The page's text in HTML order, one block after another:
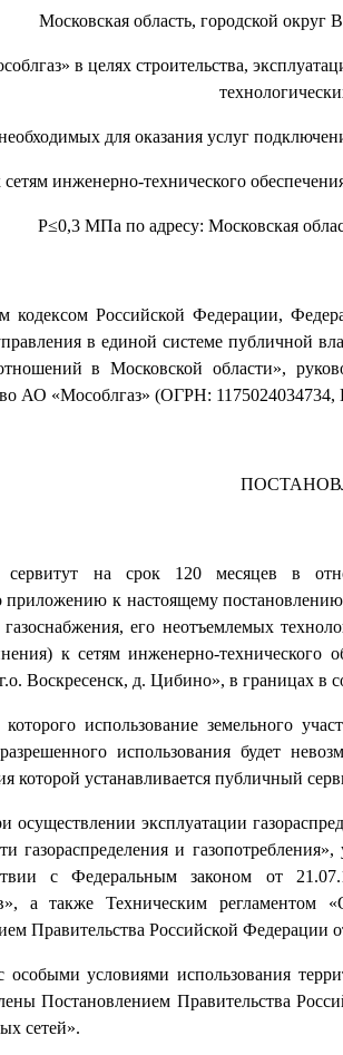
Московская область, городской округ
в целях строительства,
для оказания услуг
сетям инженерно-технического
Р≤0,3 МПа по адресу: Московская
кодексом Российской Федерации,
в единой системе публичной
в Московской области»,
АО «Мособлгаз» (ОГРН:
на срок 120 месяцев в
приложению к настоящему
его неотъемлемых
к сетям инженерно-
Воскресенск, д. Цибино», в границах
использование земельного
использования будет
которой устанавливается публичный
осуществлении эксплуатации
и
с Федеральным законом от
а также Техническим регламентом
Правительства Российской Федерации
особыми условиями использования
Постановлением Правительства
сетей».